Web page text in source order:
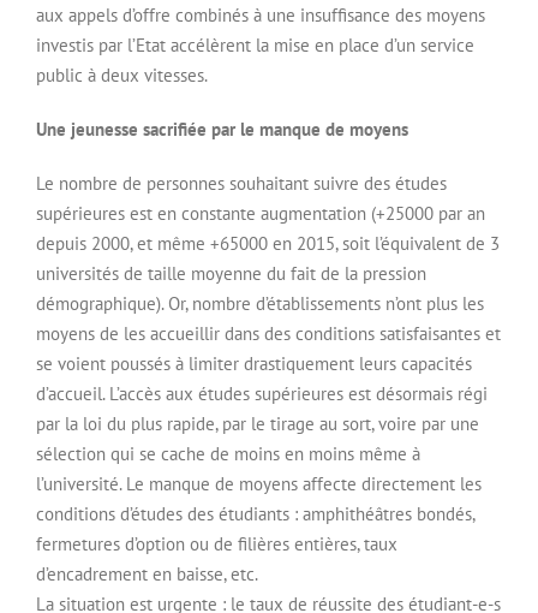
aux appels d’offre combinés à une insuffisance des moyens
investis par l’Etat accélèrent la mise en place d’un service
public à deux vitesses.
Une jeunesse sacrifiée par le manque de moyens
Le nombre de personnes souhaitant suivre des études
supérieures est en constante augmentation (+25000 par an
depuis 2000, et même +65000 en 2015, soit l’équivalent de 3
universités de taille moyenne du fait de la pression
démographique). Or, nombre d’établissements n’ont plus les
moyens de les accueillir dans des conditions satisfaisantes et
se voient poussés à limiter drastiquement leurs capacités
d’accueil. L’accès aux études supérieures est désormais régi
par la loi du plus rapide, par le tirage au sort, voire par une
sélection qui se cache de moins en moins même à
l’université. Le manque de moyens affecte directement les
conditions d’études des étudiants : amphithéâtres bondés,
fermetures d’option ou de filières entières, taux
d’encadrement en baisse, etc.
La situation est urgente : le taux de réussite des étudiant-e-s